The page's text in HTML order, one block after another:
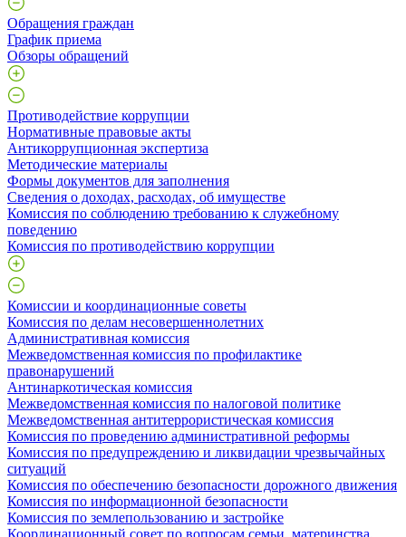
Обращения граждан
График приема
Обзоры обращений
Противодействие коррупции
Нормативные правовые акты
Антикоррупционная экспертиза
Методические материалы
Формы документов для заполнения
Сведения о доходах, расходах, об имуществе
Комиссия по соблюдению требованию к служебному
поведению
Комиссия по противодействию коррупции
Комиссии и координационные советы
Комиссия по делам несовершеннолетних
Административная комиссия
Межведомственная комиссия по профилактике
правонарушений
Антинаркотическая комиссия
Межведомственная комиссия по налоговой политике
Межведомственная антитеррористическая комиссия
Комиссия по проведению административной реформы
Комиссия по предупреждению и ликвидации чрезвычайных
ситуаций
Комиссия по обеспечению безопасности дорожного движения
Комиссия по информационной безопасности
Комиссия по землепользованию и застройке
Координационный совет по вопросам семьи, материнства,